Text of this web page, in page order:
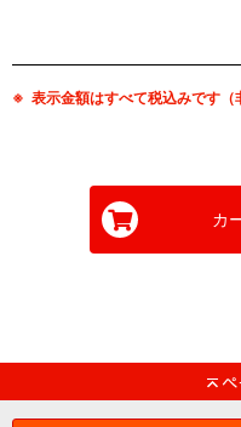
※ 表示金額はすべて税込みです（
カ